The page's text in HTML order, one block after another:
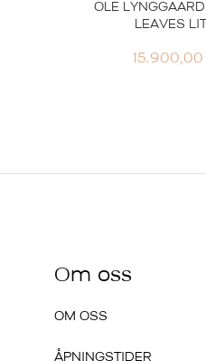
OLE
LEAVES
15.900,00
Om oss
OM OSS
ÅPNINGSTIDER